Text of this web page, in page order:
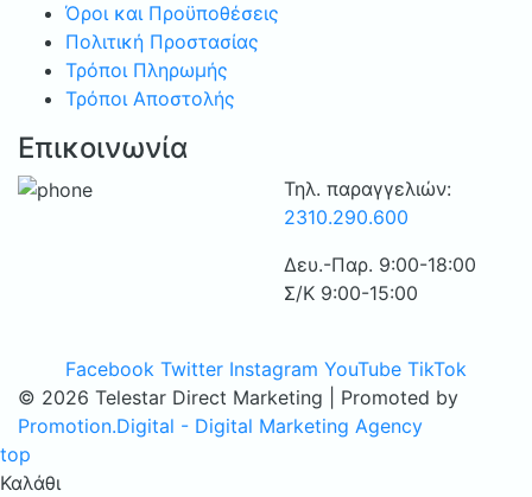
Όροι και Προϋποθέσεις
Πολιτική Προστασίας
Τρόποι Πληρωμής
Τρόποι Αποστολής
Επικοινωνία
Τηλ. παραγγελιών:
2310.290.600
Δευ.-Παρ. 9:00-18:00
Σ/Κ 9:00-15:00
Facebook Twitter Instagram YouTube TikTok
© 2026 Telestar Direct Marketing | Promoted by
Promotion.Digital - Digital Marketing Agency
top
Καλάθι